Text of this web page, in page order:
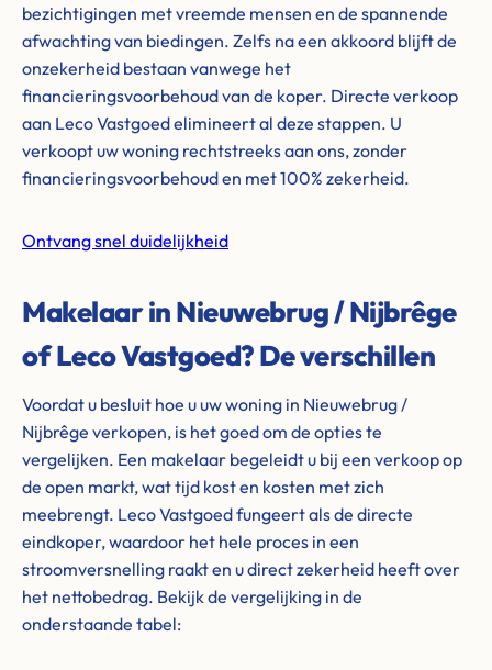
bezichtigingen met vreemde mensen en de spannende
afwachting van biedingen. Zelfs na een akkoord blijft de
onzekerheid bestaan vanwege het
financieringsvoorbehoud van de koper. Directe verkoop
aan Leco Vastgoed elimineert al deze stappen. U
verkoopt uw woning rechtstreeks aan ons, zonder
financieringsvoorbehoud en met 100% zekerheid.
Ontvang snel duidelijkheid
Makelaar in Nieuwebrug / Nijbrêge
of Leco Vastgoed? De verschillen
Voordat u besluit hoe u uw woning in Nieuwebrug /
Nijbrêge verkopen, is het goed om de opties te
vergelijken. Een makelaar begeleidt u bij een verkoop op
de open markt, wat tijd kost en kosten met zich
meebrengt. Leco Vastgoed fungeert als de directe
eindkoper, waardoor het hele proces in een
stroomversnelling raakt en u direct zekerheid heeft over
het nettobedrag. Bekijk de vergelijking in de
onderstaande tabel: